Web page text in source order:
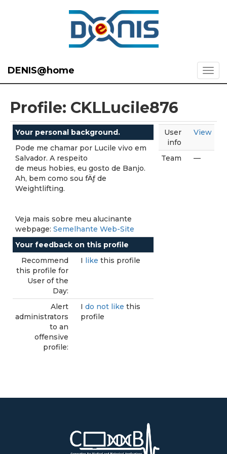
DENIS@home
Profile: CKLLucile876
Your personal background.
Pode me chamar por Lucile vivo em
Salvador. A respeito
de meus hobies, eu gosto de Banjo.
Ah, bem como sou fÄƒ de
Weightlifting.
Veja mais sobre meu alucinante
webpage: Semelhante Web-Site
Your feedback on this profile
Recommend
this profile for
User of the
Day:
I like this profile
Alert
administrators
to an
offensive
profile:
I do not like this
profile
User
info
View
Team —